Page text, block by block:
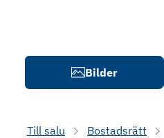
Bilder
Till salu Bostadsrätt